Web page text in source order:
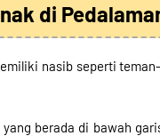
di
nasib seperti
berada di bawah